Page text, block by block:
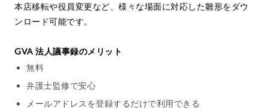
本店移転や役員変更など、様々な場面に対応した雛形をダウ
ンロード可能です。
GVA 法人議事録のメリット
無料
弁護士監修で安心
メールアドレスを登録するだけで利用できる